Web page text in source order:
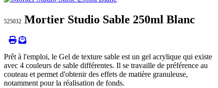
525032 Mortier Studio Sable 250ml Blanc
Prêt à l'emploi, le Gel de texture sable est un gel acrylique qui existe
avec 4 couleurs de sable différentes. Il se travaille de préférence au
couteau et permet d'obtenir des effets de matière granuleuse,
notamment pour la réalisation de fonds.